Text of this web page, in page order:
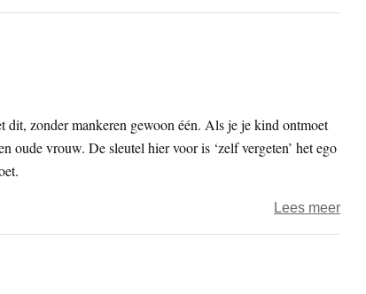
man
die
zonder mankeren gewoon één. Als je je kind ontmoet
oude vrouw. De sleutel hier voor is ‘zelf vergeten’ het ego
Lees meerover